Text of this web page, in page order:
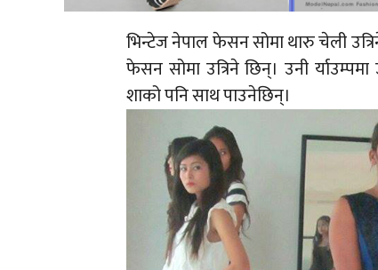
भिन्टेज नेपाल फेसन सोमा थारु चेली
फेसन सोमा उत्रिने छिन्। उनी
शाको पनि साथ पाउनेछिन्।